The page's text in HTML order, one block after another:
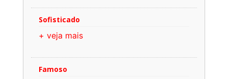
Sofisticado
+ veja mais
Famoso